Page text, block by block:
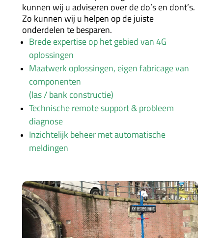
kunnen wij u adviseren over de do’s en dont’s.
Zo kunnen wij u helpen op de juiste
onderdelen te besparen.
Brede expertise op het gebied van 4G
oplossingen
Maatwerk oplossingen, eigen fabricage van
componenten
(las / bank constructie)
Technische remote support & probleem
diagnose
Inzichtelijk beheer met automatische
meldingen